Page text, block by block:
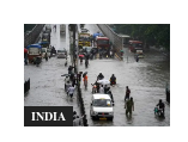
INDIA